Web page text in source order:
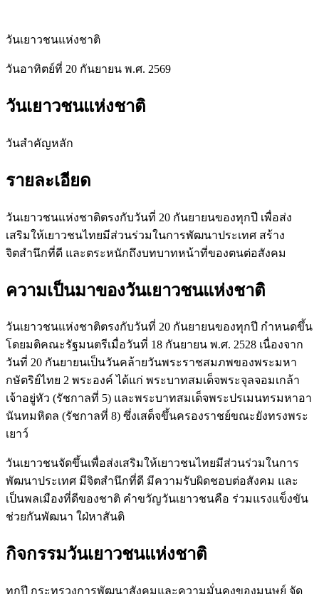
วันเยาวชนแห่งชาติ
วันอาทิตย์ที่ 20 กันยายน พ.ศ. 2569
วันเยาวชนแห่งชาติ
วันสำคัญหลัก
รายละเอียด
วันเยาวชนแห่งชาติตรงกับวันที่ 20 กันยายนของทุกปี เพื่อส่ง
เสริมให้เยาวชนไทยมีส่วนร่วมในการพัฒนาประเทศ สร้าง
จิตสำนึกที่ดี และตระหนักถึงบทบาทหน้าที่ของตนต่อสังคม
ความเป็นมาของวันเยาวชนแห่งชาติ
วันเยาวชนแห่งชาติตรงกับวันที่ 20 กันยายนของทุกปี กำหนดขึ้น
โดยมติคณะรัฐมนตรีเมื่อวันที่ 18 กันยายน พ.ศ. 2528 เนื่องจาก
วันที่ 20 กันยายนเป็นวันคล้ายวันพระราชสมภพของพระมหา
กษัตริย์ไทย 2 พระองค์ ได้แก่ พระบาทสมเด็จพระจุลจอมเกล้า
เจ้าอยู่หัว (รัชกาลที่ 5) และพระบาทสมเด็จพระปรเมนทรมหาอา
นันทมหิดล (รัชกาลที่ 8) ซึ่งเสด็จขึ้นครองราชย์ขณะยังทรงพระ
เยาว์
วันเยาวชนจัดขึ้นเพื่อส่งเสริมให้เยาวชนไทยมีส่วนร่วมในการ
พัฒนาประเทศ มีจิตสำนึกที่ดี มีความรับผิดชอบต่อสังคม และ
เป็นพลเมืองที่ดีของชาติ คำขวัญวันเยาวชนคือ ร่วมแรงแข็งขัน
ช่วยกันพัฒนา ใฝ่หาสันติ
กิจกรรมวันเยาวชนแห่งชาติ
ทุกปี กระทรวงการพัฒนาสังคมและความมั่นคงของมนุษย์ จัด